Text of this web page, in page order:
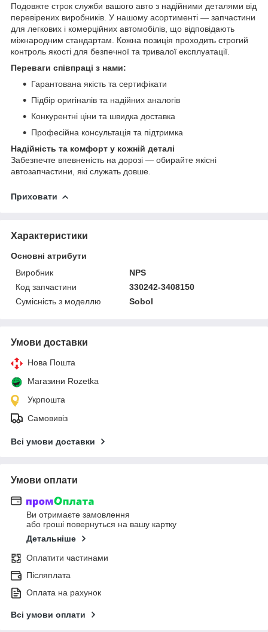
Подовжте строк служби вашого авто з надійними деталями від
перевірених виробників. У нашому асортименті — запчастини
для легкових і комерційних автомобілів, що відповідають
міжнародним стандартам. Кожна позиція проходить строгий
контроль якості для безпечної та тривалої експлуатації.
Переваги співпраці з нами:
Гарантована якість та сертифікати
Підбір оригіналів та надійних аналогів
Конкурентні ціни та швидка доставка
Професійна консультація та підтримка
Надійність та комфорт у кожній деталі
Забезпечте впевненість на дорозі — обирайте якісні
автозапчастини, які служать довше.
Приховати
Характеристики
Основні атрибути
Виробник
NPS
Код запчастини
330242-3408150
Сумісність з моделлю
Sobol
Умови доставки
Нова Пошта
Магазини Rozetka
Укрпошта
Самовивіз
Всі умови доставки
Умови оплати
Ви отримаєте замовлення
або гроші повернуться на вашу картку
Детальніше
Оплатити частинами
Післяплата
Оплата на рахунок
Всі умови оплати